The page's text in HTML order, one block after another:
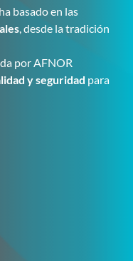
basado en las
, desde la tradición
por AFNOR
y seguridad para